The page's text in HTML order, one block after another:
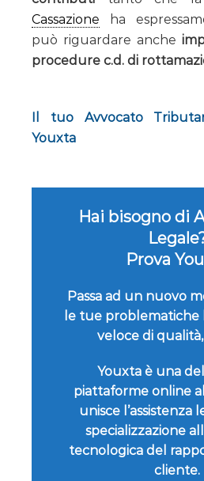
Cassazione ha
può riguardare anche
procedure c.d. di
Il tuo Avvocato
Youxta
Hai bisogno di
Prova
Passa ad un nuovo
le tue problematiche
veloce di
Youxta è una
piattaforme online
unisce l’assistenza
specializzazione
tecnologica del
cliente.